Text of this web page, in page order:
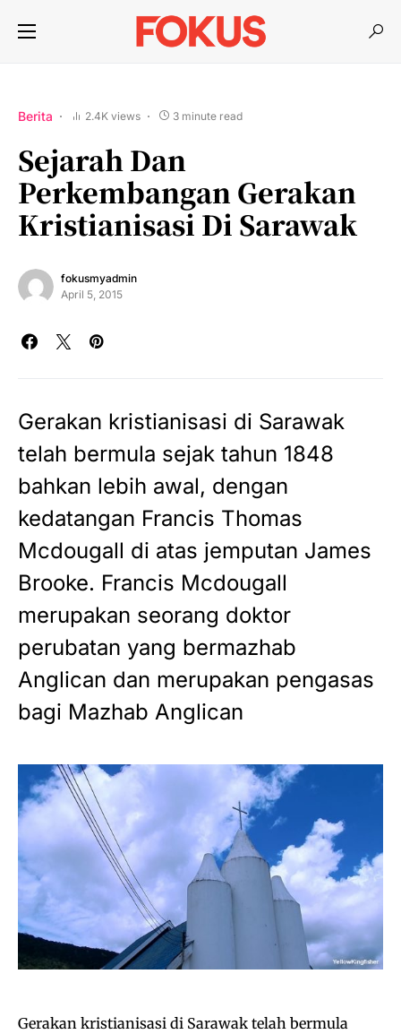
Berita 2.4K views 3 minute read
Sejarah Dan
Perkembangan Gerakan
Kristianisasi Di Sarawak
fokusmyadmin
April 5, 2015
Gerakan kristianisasi di Sarawak
telah bermula sejak tahun 1848
bahkan lebih awal, dengan
kedatangan Francis Thomas
Mcdougall di atas jemputan James
Brooke. Francis Mcdougall
merupakan seorang doktor
perubatan yang bermazhab
Anglican dan merupakan pengasas
bagi Mazhab Anglican
Gerakan kristianisasi di Sarawak telah bermula